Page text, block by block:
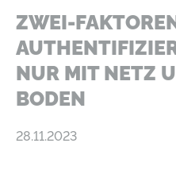
ZWEI-
NUR MIT NETZ
BODEN
28.11.2023